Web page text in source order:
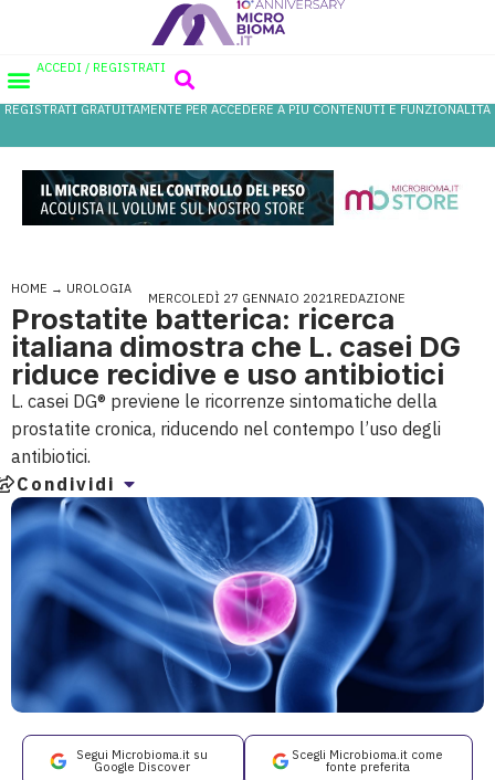
ACCEDI / REGISTRATI
REGISTRATI GRATUITAMENTE PER ACCEDERE A PIÙ CONTENUTI E FUNZIONALITÀ
HOME → UROLOGIA
MERCOLEDÌ 27 GENNAIO 2021REDAZIONE
Prostatite batterica: ricerca
italiana dimostra che L. casei DG
riduce recidive e uso antibiotici
L. casei DG® previene le ricorrenze sintomatiche della
prostatite cronica, riducendo nel contempo l’uso degli
antibiotici.
Condividi
Segui Microbioma.it su
Google Discover
Scegli Microbioma.it come
fonte preferita